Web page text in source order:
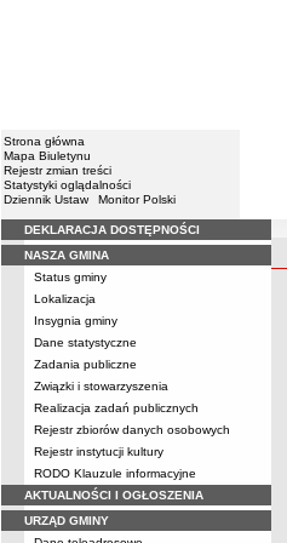
Strona główna
Mapa Biuletynu
Rejestr zmian treści
Statystyki oglądalności
Dziennik Ustaw
Monitor Polski
Menu
DEKLARACJA DOSTĘPNOŚCI
NASZA GMINA
Status gminy
Lokalizacja
Insygnia gminy
Dane statystyczne
Zadania publiczne
Związki i stowarzyszenia
Realizacja zadań publicznych
Rejestr zbiorów danych osobowych
Rejestr instytucji kultury
RODO Klauzule informacyjne
AKTUALNOŚCI I OGŁOSZENIA
URZĄD GMINY